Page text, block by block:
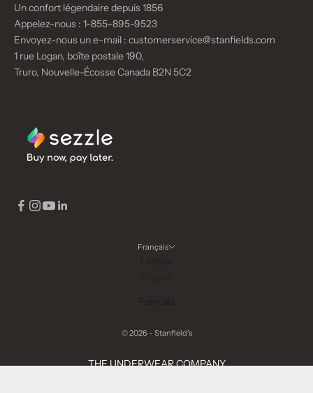
Un confort légendaire depuis 1856
Appelez-nous : 1-855-895-9523
Envoyez-nous un e-mail : customerservice@stanfields.com
1 rue Logan, boîte postale 190,
Truro, Nouvelle-Écosse Canada B2N 5C2
Français
© 2026 - Stanfield's
THE UNDERWEAR COMPANY